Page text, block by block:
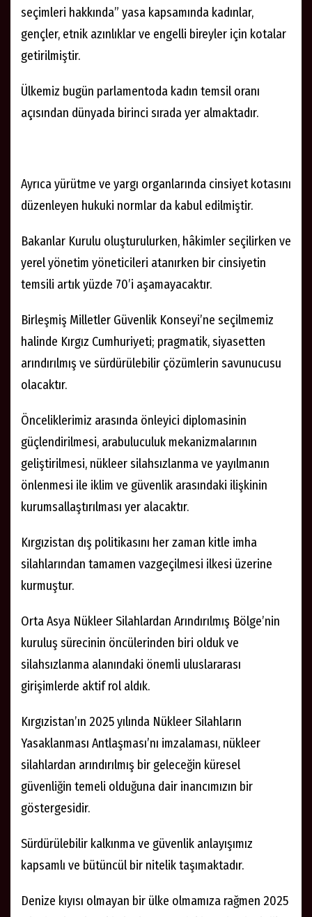
seçimleri hakkında” yasa kapsamında kadınlar,
gençler, etnik azınlıklar ve engelli bireyler için kotalar
getirilmiştir.
Ülkemiz bugün parlamentoda kadın temsil oranı
açısından dünyada birinci sırada yer almaktadır.
Ayrıca yürütme ve yargı organlarında cinsiyet kotasını
düzenleyen hukuki normlar da kabul edilmiştir.
Bakanlar Kurulu oluşturulurken, hâkimler seçilirken ve
yerel yönetim yöneticileri atanırken bir cinsiyetin
temsili artık yüzde 70’i aşamayacaktır.
Birleşmiş Milletler Güvenlik Konseyi’ne seçilmemiz
halinde Kırgız Cumhuriyeti; pragmatik, siyasetten
arındırılmış ve sürdürülebilir çözümlerin savunucusu
olacaktır.
Önceliklerimiz arasında önleyici diplomasinin
güçlendirilmesi, arabuluculuk mekanizmalarının
geliştirilmesi, nükleer silahsızlanma ve yayılmanın
önlenmesi ile iklim ve güvenlik arasındaki ilişkinin
kurumsallaştırılması yer alacaktır.
Kırgızistan dış politikasını her zaman kitle imha
silahlarından tamamen vazgeçilmesi ilkesi üzerine
kurmuştur.
Orta Asya Nükleer Silahlardan Arındırılmış Bölge’nin
kuruluş sürecinin öncülerinden biri olduk ve
silahsızlanma alanındaki önemli uluslararası
girişimlerde aktif rol aldık.
Kırgızistan’ın 2025 yılında Nükleer Silahların
Yasaklanması Antlaşması’nı imzalaması, nükleer
silahlardan arındırılmış bir geleceğin küresel
güvenliğin temeli olduğuna dair inancımızın bir
göstergesidir.
Sürdürülebilir kalkınma ve güvenlik anlayışımız
kapsamlı ve bütüncül bir nitelik taşımaktadır.
Denize kıyısı olmayan bir ülke olmamıza rağmen 2025